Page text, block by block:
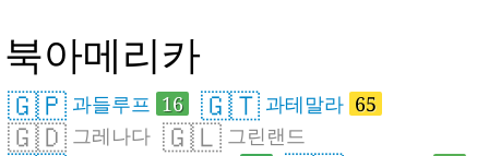
북아메리카
🇬🇵 과들루프 16 🇬🇹 과테말라 65
🇬🇩 그레나다 🇬🇱 그린랜드